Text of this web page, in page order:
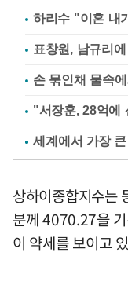
하리수 "이혼 내
표창원, 남규리
손 묶인채 물속
"서장훈, 28억에
상하이종합지수는
분께 4070.27을
이 약세를 보이고